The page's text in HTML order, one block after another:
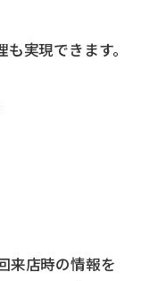
実現できます。
来店時の情報を